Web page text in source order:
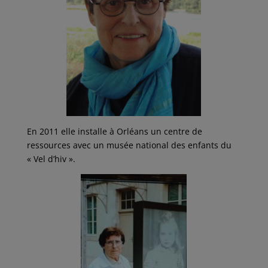
En 2011 elle installe à Orléans un centre de
ressources avec un musée national des enfants du
« Vel d’hiv ».